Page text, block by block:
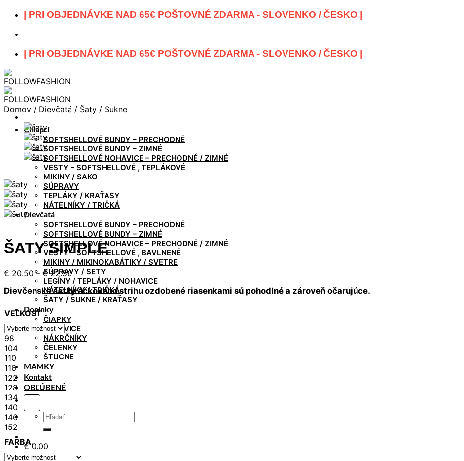
Skip
content
| PRI OBJEDNÁVKE NAD 65€ POŠTOVNÉ ZDARMA - SLOVENKO / ČESKO |
| PRI OBJEDNÁVKE NAD 65€ POŠTOVNÉ ZDARMA - SLOVENKO / ČESKO |
Chlapci
SOFTSHELLOVÉ BUNDY – PRECHODNÉ
SOFTSHELLOVÉ BUNDY – ZIMNÉ
SOFTSHELLOVÉ NOHAVICE – PRECHODNÉ / ZIMNÉ
VESTY – SOFTSHELLOVÉ , TEPLÁKOVÉ
MIKINY / SAKO
SÚPRAVY
TEPLÁKY / KRAŤASY
NÁTELNÍKY / TRIČKÁ
Dievčatá
SOFTSHELLOVÉ BUNDY – PRECHODNÉ
SOFTSHELLOVÉ BUNDY – ZIMNÉ
SOFTSHELLOVÉ NOHAVICE – PRECHODNÉ / ZIMNÉ
VESTY – SOFTSHELLOVÉ , BAVLNENÉ
MIKINY / MIKINOKABÁTIKY / SVETRE
SÚPRAVY / SETY
LEGÍNY / TEPLÁKY / NOHAVICE
NÁTELNÍKY / TRIČKÁ
ŠATY / SUKNE / KRAŤASY
Doplnky
ČIAPKY
RUKAVICE
NÁKRČNÍKY
ČELENKY
ŠTUCNE
MAMKY
Kontakt
OBĽÚBENÉ
Hľadať:
€0.00
Domov / Dievčatá / Šaty / Sukne
ŠATY SIMPLE
€ 20.50 – €22.50Price
range:
€ 20.50
through
Dievčenské šatky áčkového strihu ozdobené riasenkami sú pohodlné a zároveň očarujúce.
VEĽKOSŤ
98
104
110
116
122
128
134
140
146
152
FARBA.